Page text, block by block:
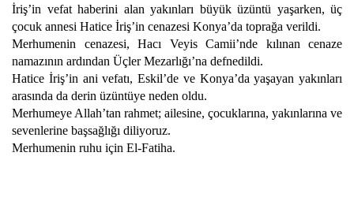
İriş’in vefat haberini alan yakınları büyük üzüntü yaşarken, üç
çocuk annesi Hatice İriş’in cenazesi Konya’da toprağa verildi.
Merhumenin cenazesi, Hacı Veyis Camii’nde kılınan cenaze
namazının ardından Üçler Mezarlığı’na defnedildi.
Hatice İriş’in ani vefatı, Eskil’de ve Konya’da yaşayan yakınları
arasında da derin üzüntüye neden oldu.
Merhumeye Allah’tan rahmet; ailesine, çocuklarına, yakınlarına ve
sevenlerine başsağlığı diliyoruz.
Merhumenin ruhu için El-Fatiha.